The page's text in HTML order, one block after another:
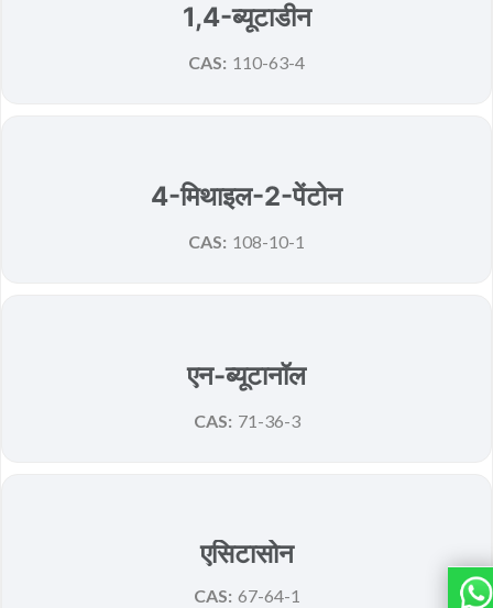
1,4-ब्यूटाडीन
CAS: 110-63-4
4-मिथाइल-2-पेंटोन
CAS: 108-10-1
एन-ब्यूटानॉल
CAS: 71-36-3
एसिटासोन
CAS: 67-64-1